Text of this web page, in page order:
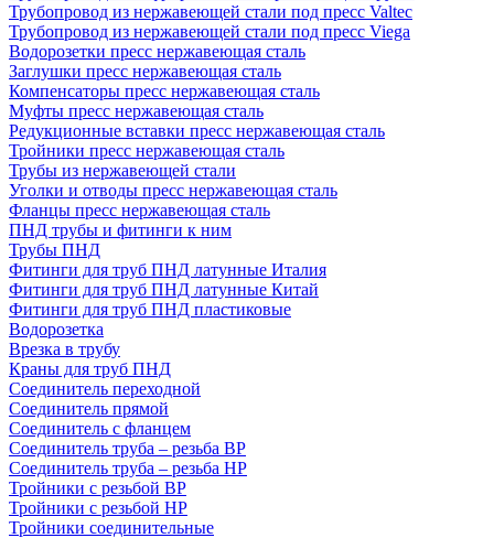
Трубопровод из нержавеющей стали под пресс Valtec
Трубопровод из нержавеющей стали под пресс Viega
Водорозетки пресс нержавеющая сталь
Заглушки пресс нержавеющая сталь
Компенсаторы пресс нержавеющая сталь
Муфты пресс нержавеющая сталь
Редукционные вставки пресс нержавеющая сталь
Тройники пресс нержавеющая сталь
Трубы из нержавеющей стали
Уголки и отводы пресс нержавеющая сталь
Фланцы пресс нержавеющая сталь
ПНД трубы и фитинги к ним
Трубы ПНД
Фитинги для труб ПНД латунные Италия
Фитинги для труб ПНД латунные Китай
Фитинги для труб ПНД пластиковые
Водорозетка
Врезка в трубу
Краны для труб ПНД
Соединитель переходной
Соединитель прямой
Соединитель с фланцем
Соединитель труба – резьба ВР
Соединитель труба – резьба НР
Тройники с резьбой ВР
Тройники с резьбой НР
Тройники соединительные